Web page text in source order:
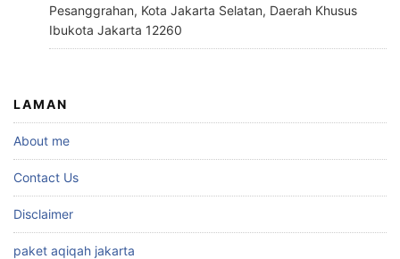
Pesanggrahan, Kota Jakarta Selatan, Daerah Khusus
Ibukota Jakarta 12260
LAMAN
About me
Contact Us
Disclaimer
paket aqiqah jakarta